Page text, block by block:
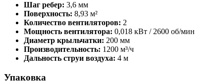
Шаг ребер: 3,6 мм
Поверхность: 8,93 м²
Количество вентиляторов: 2
Мощность вентилятора: 0,018 кВт / 2600 об/мин
Диаметр крыльчатки: 200 мм
Производительность: 1200 м³/ч
Дальность струи воздуха: 4 м
Упаковка